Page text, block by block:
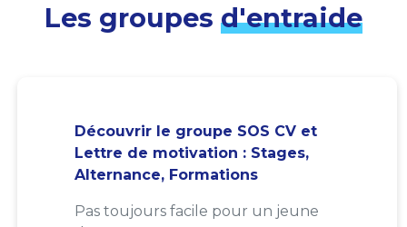
Les groupes d'entraide
Découvrir le groupe SOS CV et
Lettre de motivation : Stages,
Alternance, Formations
Pas toujours facile pour un jeune